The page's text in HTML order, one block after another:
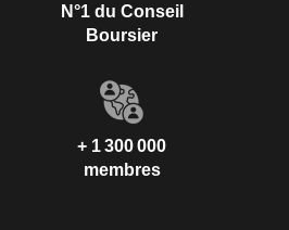
N°1 du Conseil
Boursier
+ 1 300 000
membres